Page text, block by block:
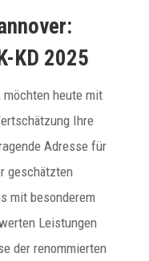
KD 2025
möchten heute mit
Ihre
Adresse für
geschätzten
mit besonderem
Leistungen
der renommierten